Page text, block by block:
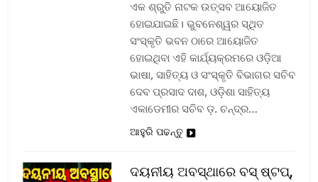
ଏକ ଶ୍ରୁତି ନାଟକ ଉତ୍ସବ ଆୟୋଜିତ
ହୋଇଯାଇଛି। ଭୁବନେଶ୍ୱର ସ୍ଥିତ
ସଂସ୍କୃତି ଭବନ ଠାରେ ଆୟୋଜିତ
ହୋଇଥିବା ଏହି କାର୍ଯ୍ୟକ୍ରମରେ ଓଡ଼ିଆ
ଭାଷା, ସାହିତ୍ୟ ଓ ସଂସ୍କୃତି ବିଭାଗର ସଚିବ
ଦେବ ପ୍ରସାଦ ଦାଶ, ଓଡ଼ିଶା ସାହିତ୍ୟ
ଏକାଡେମୀର ସଚିବ ଡ଼. ଚନ୍ଦ୍ର…
ଆହୁରି ପଢନ୍ତୁ
ଦୟନୀୟ ଅବସ୍ଥାରେ ବସ୍‌ ଷ୍ଟପ୍‌,